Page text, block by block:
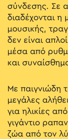
σύνδεσης. Σε
διαδέχονται η
μουσικής,
δεν είναι
μέσα από
και
Με παιγνιώδη
μεγάλες
για ηλικίες
γιγάντιο
ζώα από τον